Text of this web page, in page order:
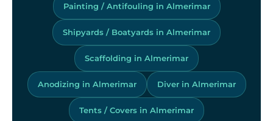
Painting / Antifouling in Almerimar
Shipyards / Boatyards in Almerimar
Scaffolding in Almerimar
Anodizing in Almerimar Diver in Almerimar
Tents / Covers in Almerimar